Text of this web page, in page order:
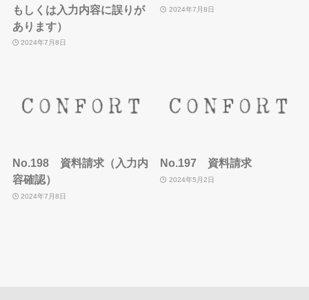
もしくは入力内容に誤りが
あります）
2024年7月8日
2024年7月8日
No.198 資料請求（入力内
容確認）
2024年7月8日
No.197 資料請求
2024年5月2日